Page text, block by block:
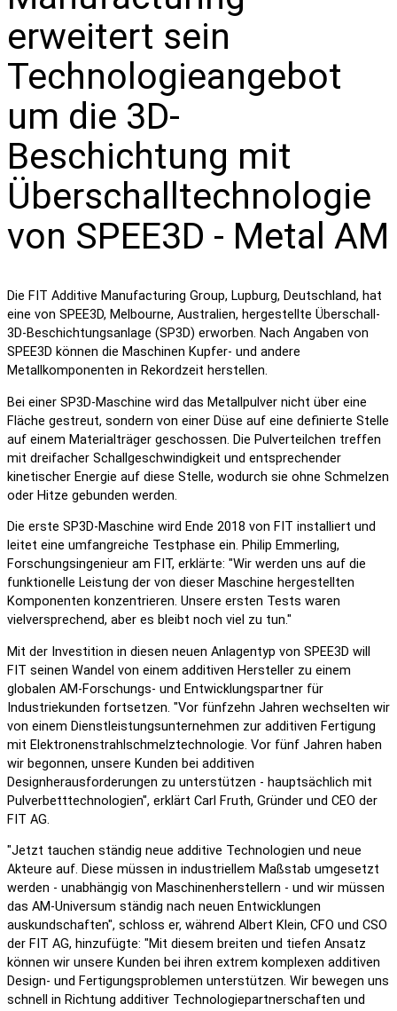
erweitert sein
Technologieangebot
um die 3D-
Beschichtung mit
Überschalltechnologie
von SPEE3D - Metal AM
Die FIT Additive Manufacturing Group, Lupburg, Deutschland, hat
eine von SPEE3D, Melbourne, Australien, hergestellte Überschall-
3D-Beschichtungsanlage (SP3D) erworben. Nach Angaben von
SPEE3D können die Maschinen Kupfer- und andere
Metallkomponenten in Rekordzeit herstellen.
Bei einer SP3D-Maschine wird das Metallpulver nicht über eine
Fläche gestreut, sondern von einer Düse auf eine definierte Stelle
auf einem Materialträger geschossen. Die Pulverteilchen treffen
mit dreifacher Schallgeschwindigkeit und entsprechender
kinetischer Energie auf diese Stelle, wodurch sie ohne Schmelzen
oder Hitze gebunden werden.
Die erste SP3D-Maschine wird Ende 2018 von FIT installiert und
leitet eine umfangreiche Testphase ein. Philip Emmerling,
Forschungsingenieur am FIT, erklärte: "Wir werden uns auf die
funktionelle Leistung der von dieser Maschine hergestellten
Komponenten konzentrieren. Unsere ersten Tests waren
vielversprechend, aber es bleibt noch viel zu tun."
Mit der Investition in diesen neuen Anlagentyp von SPEE3D will
FIT seinen Wandel von einem additiven Hersteller zu einem
globalen AM-Forschungs- und Entwicklungspartner für
Industriekunden fortsetzen. "Vor fünfzehn Jahren wechselten wir
von einem Dienstleistungsunternehmen zur additiven Fertigung
mit Elektronenstrahlschmelztechnologie. Vor fünf Jahren haben
wir begonnen, unsere Kunden bei additiven
Designherausforderungen zu unterstützen - hauptsächlich mit
Pulverbetttechnologien", erklärt Carl Fruth, Gründer und CEO der
FIT AG.
"Jetzt tauchen ständig neue additive Technologien und neue
Akteure auf. Diese müssen in industriellem Maßstab umgesetzt
werden - unabhängig von Maschinenherstellern - und wir müssen
das AM-Universum ständig nach neuen Entwicklungen
auskundschaften", schloss er, während Albert Klein, CFO und CSO
der FIT AG, hinzufügte: "Mit diesem breiten und tiefen Ansatz
können wir unsere Kunden bei ihren extrem komplexen additiven
Design- und Fertigungsproblemen unterstützen. Wir bewegen uns
schnell in Richtung additiver Technologiepartnerschaften und